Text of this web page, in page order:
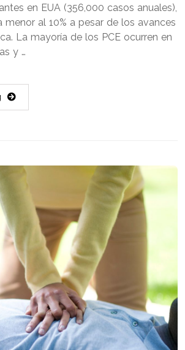
en EUA (356,000 casos anuales),
menor al 10% a pesar de los avances
La mayoría de los PCE ocurren en
y …